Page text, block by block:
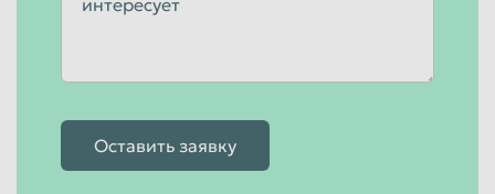
Оставить заявку